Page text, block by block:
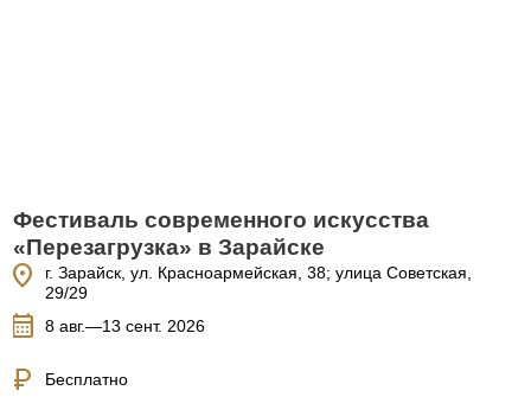
Фестиваль современного искусства
«Перезагрузка» в Зарайске
location_on
г. Зарайск, ул. Красноармейская, 38; улица Советская,
29/29
calendar_month 8 авг.—13 сент. 2026
currency_ruble Бесплатно